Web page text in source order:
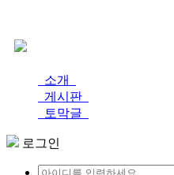
소개
게시판
토막글
로그인